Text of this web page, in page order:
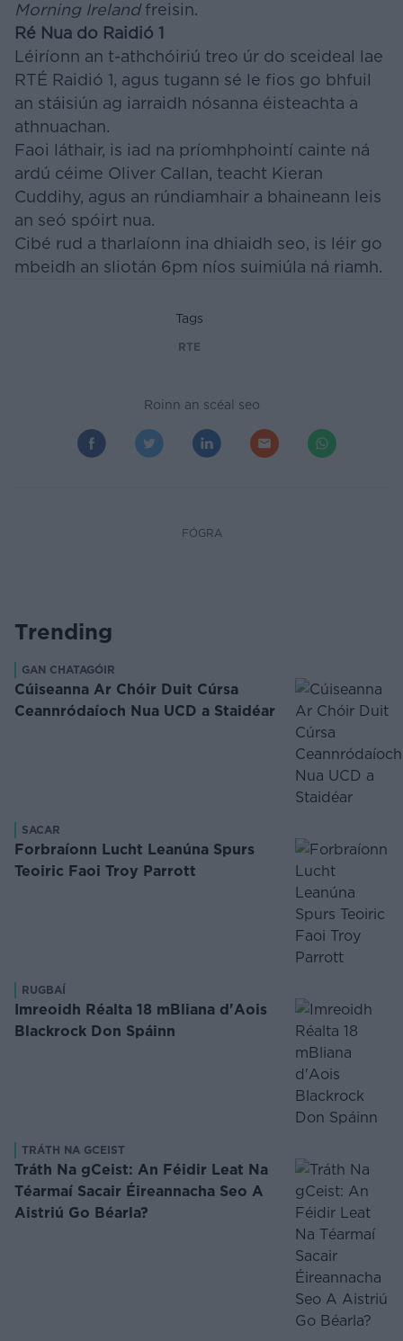
Morning Irelandfreisin.
Ré Nua do Raidió 1
Léiríonn an t-athchóiriú treo úr do sceideal lae
RTÉ Raidió 1, agus tugann sé le fios go bhfuil
an stáisiún ag iarraidh nósanna éisteachta a
athnuachan.
Faoi láthair, is iad na príomhphointí cainte ná
ardú céime Oliver Callan, teacht Kieran
Cuddihy, agus an rúndiamhair a bhaineann leis
an seó spóirt nua.
Cibé rud a tharlaíonn ina dhiaidh seo, is léir go
mbeidh an sliotán 6pm níos suimiúla ná riamh.
Tags
RTE
Roinn an scéal seo
FÓGRA
Trending
GAN CHATAGÓIR
Cúiseanna Ar Chóir Duit Cúrsa
Ceannródaíoch Nua UCD a Staidéar
SACAR
Forbraíonn Lucht Leanúna Spurs
Teoiric Faoi Troy Parrott
RUGBAÍ
Imreoidh Réalta 18 mBliana d'Aois
Blackrock Don Spáinn
TRÁTH NA GCEIST
Tráth Na gCeist: An Féidir Leat Na
Téarmaí Sacair Éireannacha Seo A
Aistriú Go Béarla?